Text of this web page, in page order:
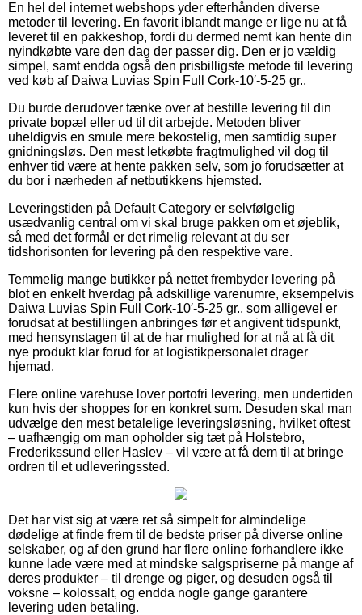
En hel del internet webshops yder efterhånden diverse
metoder til levering. En favorit iblandt mange er lige nu at få
leveret til en pakkeshop, fordi du dermed nemt kan hente din
nyindkøbte vare den dag der passer dig. Den er jo vældig
simpel, samt endda også den prisbilligste metode til levering
ved køb af Daiwa Luvias Spin Full Cork-10′-5-25 gr..
Du burde derudover tænke over at bestille levering til din
private bopæl eller ud til dit arbejde. Metoden bliver
uheldigvis en smule mere bekostelig, men samtidig super
gnidningsløs. Den mest letkøbte fragtmulighed vil dog til
enhver tid være at hente pakken selv, som jo forudsætter at
du bor i nærheden af netbutikkens hjemsted.
Leveringstiden på Default Category er selvfølgelig
usædvanlig central om vi skal bruge pakken om et øjeblik,
så med det formål er det rimelig relevant at du ser
tidshorisonten for levering på den respektive vare.
Temmelig mange butikker på nettet frembyder levering på
blot en enkelt hverdag på adskillige varenumre, eksempelvis
Daiwa Luvias Spin Full Cork-10′-5-25 gr., som alligevel er
forudsat at bestillingen anbringes før et angivent tidspunkt,
med hensynstagen til at de har mulighed for at nå at få dit
nye produkt klar forud for at logistikpersonalet drager
hjemad.
Flere online varehuse lover portofri levering, men undertiden
kun hvis der shoppes for en konkret sum. Desuden skal man
udvælge den mest betalelige leveringsløsning, hvilket oftest
– uafhængig om man opholder sig tæt på Holstebro,
Frederikssund eller Haslev – vil være at få dem til at bringe
ordren til et udleveringssted.
Det har vist sig at være ret så simpelt for almindelige
dødelige at finde frem til de bedste priser på diverse online
selskaber, og af den grund har flere online forhandlere ikke
kunne lade være med at mindske salgspriserne på mange af
deres produkter – til drenge og piger, og desuden også til
voksne – kolossalt, og endda nogle gange garantere
levering uden betaling.